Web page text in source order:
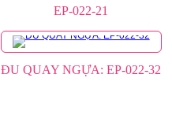
EP-022-21
ĐU QUAY NGỰA: EP-022-32